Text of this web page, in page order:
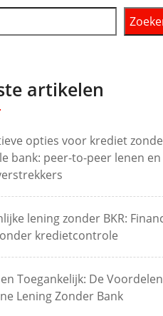
artikelen
opties voor krediet
bank: peer-to-peer lenen
lening zonder BKR:
kredietcontrole
Toegankelijk: De
Lening Zonder Bank